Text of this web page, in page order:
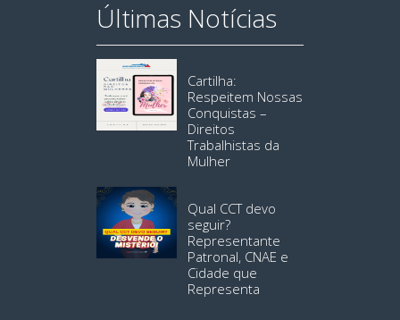
Últimas Notícias
Cartilha:
Respeitem Nossas
Conquistas –
Direitos
Trabalhistas da
Mulher
Qual CCT devo
seguir?
Representante
Patronal, CNAE e
Cidade que
Representa